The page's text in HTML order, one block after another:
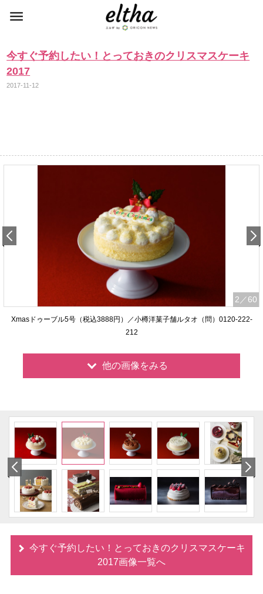
今すぐ予約したい！とっておきのクリスマスケーキ
2017
2017-11-12
2 ／60
Xmasドゥーブル5号（税込3888円）／小樽洋菓子舗ルタオ（問）0120-222-
212
他の画像をみる
今すぐ予約したい！とっておきのクリスマスケーキ
2017画像一覧へ